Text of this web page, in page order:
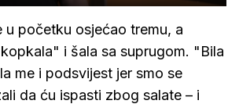
u početku osjećao tremu, a
i šala sa suprugom. "Bila
me i podsvijest jer smo se
da ću ispasti zbog salate – i